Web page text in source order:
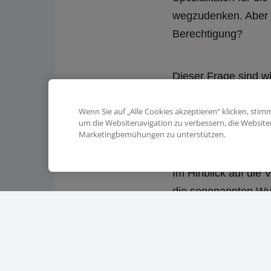
wegzudenken.
Berechtigung?
Dieser Frage sind
andere Zielgruppen
Frischebereich von
Im Hinblick auf die
die sogenannten
Wenn Sie auf „Alle Cookies akzeptieren“ klicken,
um die Websitenavigation zu verbessern, die
Marketingbemühungen zu unterstützen.